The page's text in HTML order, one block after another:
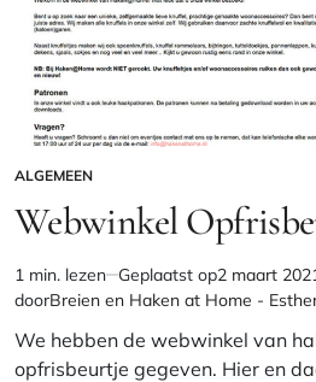
GEPLAATST
IN
ALGEMEEN
Webwinkel
Geschatte
leestijd
1 min. lezen Geplaatst op2 maart
doorBreien en Haken at Home -
We hebben de webwinkel van
opfrisbeurtje gegeven. Hier en